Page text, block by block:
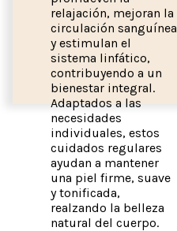
relajación, mejoran la
circulación sanguínea
y estimulan el
sistema linfático,
contribuyendo a un
bienestar integral.
Adaptados a las
necesidades
individuales, estos
cuidados regulares
ayudan a mantener
una piel firme, suave
y tonificada,
realzando la belleza
natural del cuerpo.